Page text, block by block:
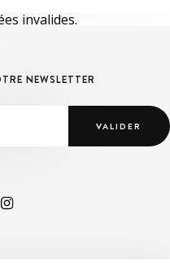
invalides.
NEWSLETTER